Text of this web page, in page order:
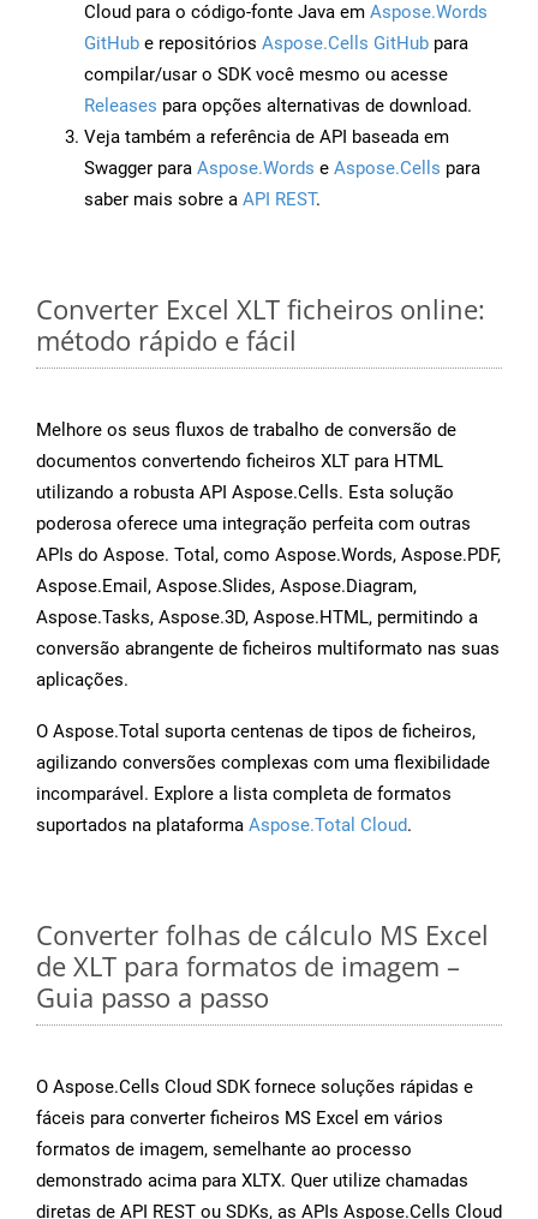
Cloud para o código-fonte Java em Aspose.Words
GitHub e repositórios Aspose.Cells GitHub para
compilar/usar o SDK você mesmo ou acesse
Releases para opções alternativas de download.
Veja também a referência de API baseada em
Swagger para Aspose.Words e Aspose.Cells para
saber mais sobre a API REST.
Converter Excel XLT ficheiros online:
método rápido e fácil
Melhore os seus fluxos de trabalho de conversão de
documentos convertendo ficheiros XLT para HTML
utilizando a robusta API Aspose.Cells. Esta solução
poderosa oferece uma integração perfeita com outras
APIs do Aspose. Total, como Aspose.Words, Aspose.PDF,
Aspose.Email, Aspose.Slides, Aspose.Diagram,
Aspose.Tasks, Aspose.3D, Aspose.HTML, permitindo a
conversão abrangente de ficheiros multiformato nas suas
aplicações.
O Aspose.Total suporta centenas de tipos de ficheiros,
agilizando conversões complexas com uma flexibilidade
incomparável. Explore a lista completa de formatos
suportados na plataforma Aspose.Total Cloud.
Converter folhas de cálculo MS Excel
de XLT para formatos de imagem –
Guia passo a passo
O Aspose.Cells Cloud SDK fornece soluções rápidas e
fáceis para converter ficheiros MS Excel em vários
formatos de imagem, semelhante ao processo
demonstrado acima para XLTX. Quer utilize chamadas
diretas de API REST ou SDKs, as APIs Aspose.Cells Cloud